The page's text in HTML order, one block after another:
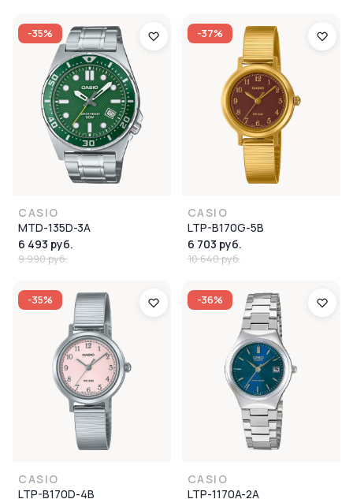
-35%
CASIO
MTD-135D-3A
6 493 руб.
9 990 руб.
-37%
CASIO
LTP-B170G-5B
6 703 руб.
10 640 руб.
-35%
CASIO
LTP-B170D-4B
-36%
CASIO
LTP-1170A-2A